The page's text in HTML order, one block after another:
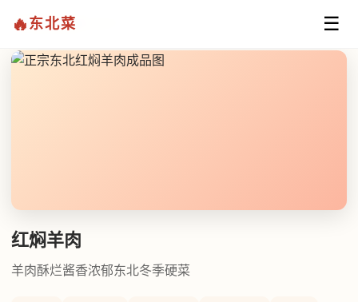
🔥东北菜 ☰
首页 /经典东北菜
红焖羊肉
羊肉酥烂酱香浓郁东北冬季硬菜